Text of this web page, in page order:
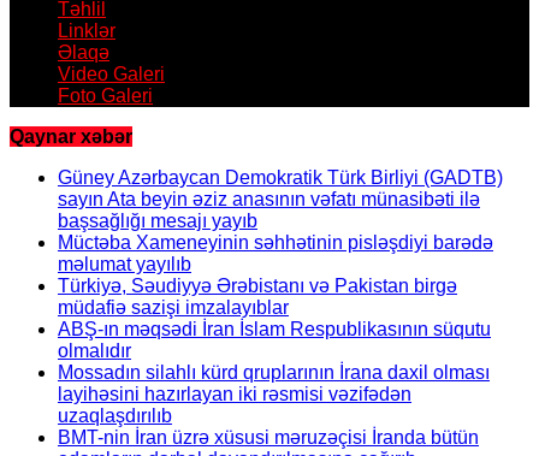
Təhlil
Linklər
Əlaqə
Video Galeri
Foto Galeri
Qaynar xəbər
Güney Azərbaycan Demokratik Türk Birliyi (GADTB)
sayın Ata beyin əziz anasının vəfatı münasibəti ilə
başsağlığı mesajı yayıb
Müctəba Xameneyinin səhhətinin pisləşdiyi barədə
məlumat yayılıb
Türkiyə, Səudiyyə Ərəbistanı və Pakistan birgə
müdafiə sazişi imzalayıblar
ABŞ-ın məqsədi İran İslam Respublikasının süqutu
olmalıdır
Mossadın silahlı kürd qruplarının İrana daxil olması
layihəsini hazırlayan iki rəsmisi vəzifədən
uzaqlaşdırılıb
BMT-nin İran üzrə xüsusi məruzəçisi İranda bütün